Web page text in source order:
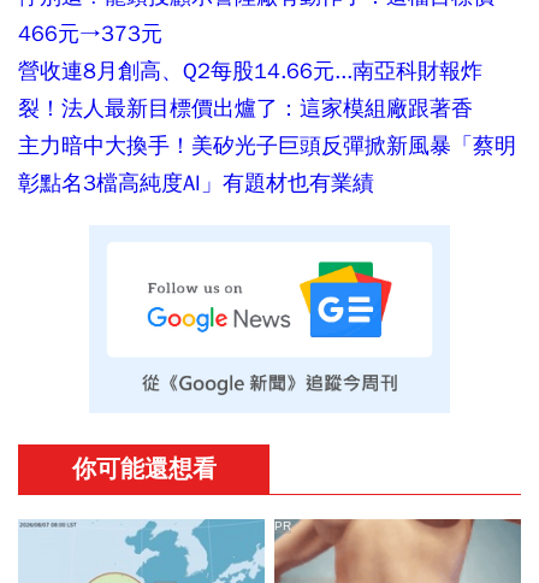
466元→373元
營收連8月創高、Q2每股14.66元...南亞科財報炸
裂！法人最新目標價出爐了：這家模組廠跟著香
主力暗中大換手！美矽光子巨頭反彈掀新風暴「蔡明
彰點名3檔高純度AI」有題材也有業績